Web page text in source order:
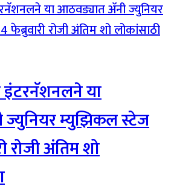
या
म्युझिकल स्टेज
रोजी अंतिम शो